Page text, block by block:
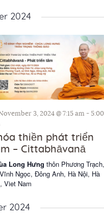
o
n
2024
e
3, 2024 @ 7:15 am - 5:00
thiền phát triển
– Cittabhāvanā
Long Hưng thôn Phương Trạch,
Ngọc, Đông Anh, Hà Nội, Hà
Viet Nam
2024